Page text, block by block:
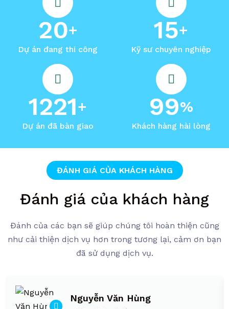
20
Dự án đang thi công
15
Kỹ sư chuyên nghiệp
1221
Dự án đã bàn giao
99
Khách hàng hài lòng
ĐÁNH GIÁ CỦA KHÁCH HÀNG
Đánh giá của khách hàng
Đánh của các bạn sẽ giúp chúng tôi hoàn thiện cũng
như cải thiện dịch vụ hơn trong tương lại, cảm ơn bạn
đã sử dụng dịch vụ.
Nguyễn Văn Hùng